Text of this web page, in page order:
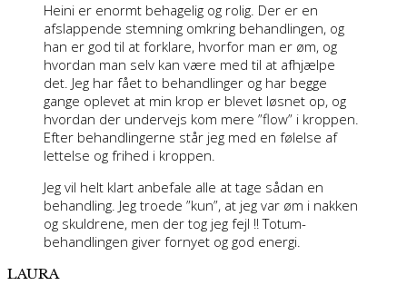
Heini er enormt behagelig og rolig. Der er en
afslappende stemning omkring behandlingen, og
han er god til at forklare, hvorfor man er øm, og
hvordan man selv kan være med til at afhjælpe
det. Jeg har fået to behandlinger og har begge
gange oplevet at min krop er blevet løsnet op, og
hvordan der undervejs kom mere ”flow” i kroppen.
Efter behandlingerne står jeg med en følelse af
lettelse og frihed i kroppen.
Jeg vil helt klart anbefale alle at tage sådan en
behandling. Jeg troede ”kun”, at jeg var øm i nakken
og skuldrene, men der tog jeg fejl !! Totum-
behandlingen giver fornyet og god energi.
LAURA